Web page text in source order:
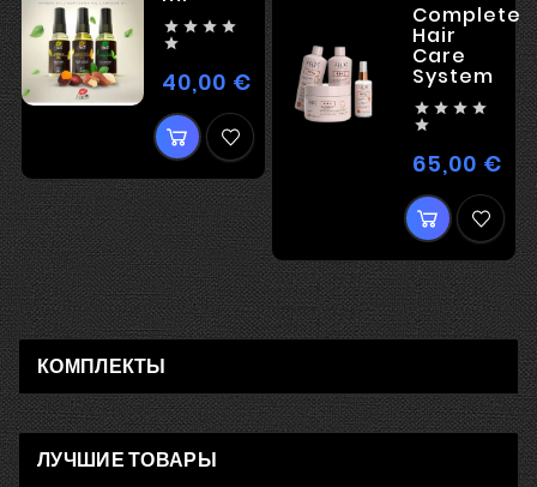
   

40,00 €Цена
Complete
Hair
Care
System
   

65,00 €
КОМПЛЕКТЫ
ЛУЧШИЕ ТОВАРЫ